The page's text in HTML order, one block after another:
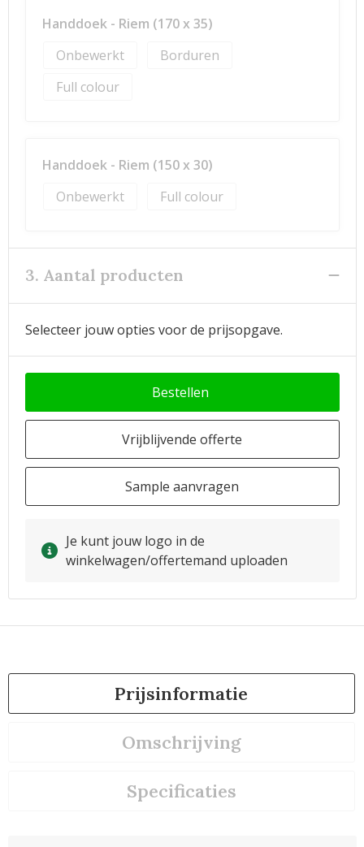
Handdoek - Riem (170 x 35)
Onbewerkt
Borduren
Full colour
Handdoek - Riem (150 x 30)
Onbewerkt
Full colour
3. Aantal producten
Selecteer jouw opties voor de prijsopgave.
Bestellen
Vrijblijvende offerte
Sample aanvragen
Je kunt jouw logo in de
winkelwagen/offertemand uploaden
Prijsinformatie
Omschrijving
Specificaties